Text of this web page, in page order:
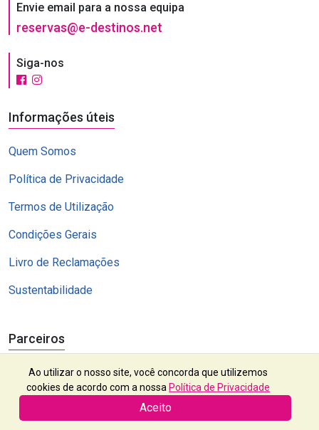
Envie email para a nossa equipa
reservas@e-destinos.net
Siga-nos
Informações úteis
Quem Somos
Política de Privacidade
Termos de Utilização
Condições Gerais
Livro de Reclamações
Sustentabilidade
Parceiros
Ao utilizar o nosso site, você concorda que utilizemos
cookies de acordo com a nossa Política de Privacidade
Aceito